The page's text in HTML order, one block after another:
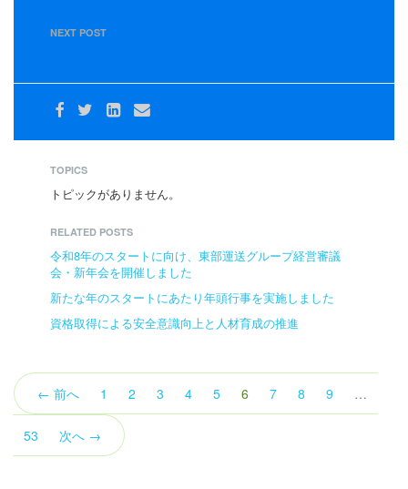
NEXT POST
TOPICS
トピックがありません。
RELATED POSTS
令和8年のスタートに向け、東部運送グループ経営審議
会・新年会を開催しました
新たな年のスタートにあたり年頭行事を実施しました
資格取得による安全意識向上と人材育成の推進
← 前へ 1 2 3 4 5 6 （こ
の
7 8 9 …
53 次へ →